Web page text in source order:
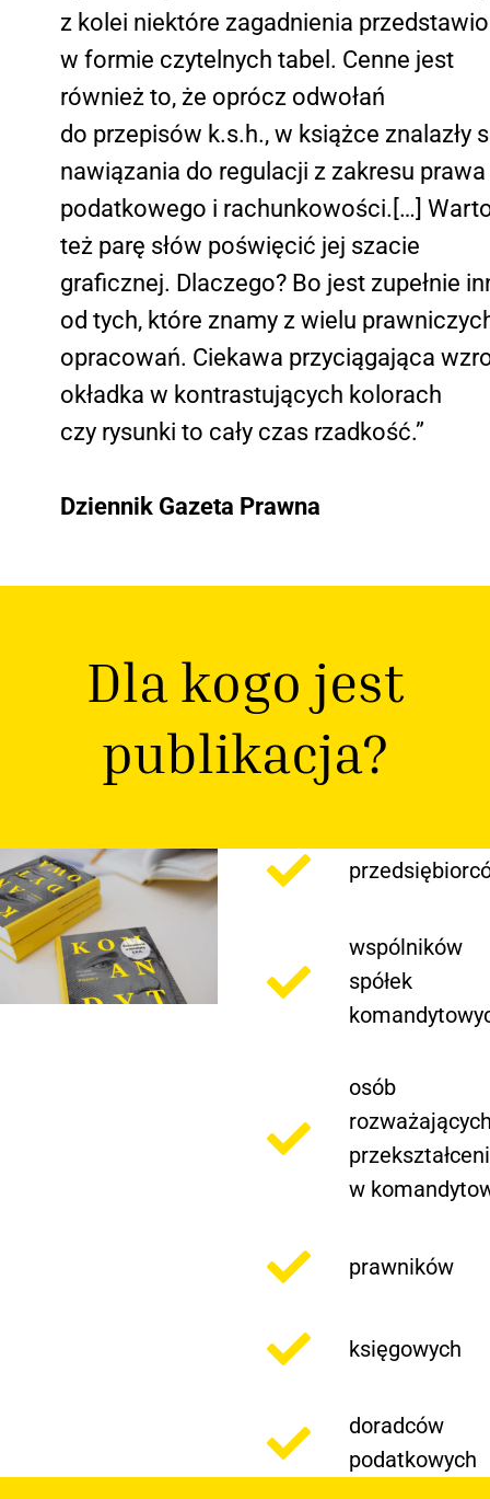
z kolei niektóre zagadnienia
w formie czytelnych tabel. Cenne jest
również to, że oprócz odwołań
do przepisów k.s.h., w książce znalazły
nawiązania do regulacji z zakresu prawa
podatkowego i rachunkowości.[…]
też parę słów poświęcić jej szacie
graficznej. Dlaczego? Bo jest zupełnie
od tych, które znamy z wielu
opracowań. Ciekawa przyciągająca
okładka w kontrastujących kolorach
czy rysunki to cały czas rzadkość.”
Dziennik Gazeta Prawna
Dla kogo jest
publikacja?
wspólników
spółek
osób
w
prawników
księgowych
doradców
podatkowych